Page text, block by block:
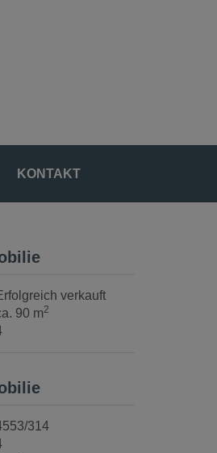
KONTAKT
verkauft
90 m2
314